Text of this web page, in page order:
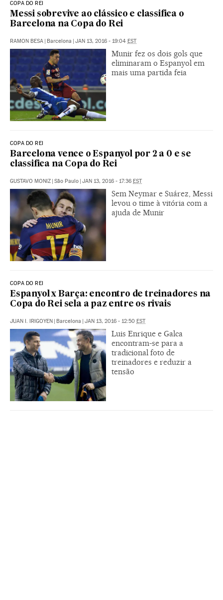
COPA DO REI
Messi sobrevive ao clássico e classifica o
Barcelona na Copa do Rei
RAMON BESA | Barcelona | JAN 13, 2016 - 19:04 EST
Munir fez os dois gols que
eliminaram o Espanyol em
mais uma partida feia
COPA DO REI
Barcelona vence o Espanyol por 2 a 0 e se
classifica na Copa do Rei
GUSTAVO MONIZ | São Paulo | JAN 13, 2016 - 17:36 EST
Sem Neymar e Suárez, Messi
levou o time à vitória com a
ajuda de Munir
COPA DO REI
Espanyol x Barça: encontro de treinadores na
Copa do Rei sela a paz entre os rivais
JUAN I. IRIGOYEN | Barcelona | JAN 13, 2016 - 12:50 EST
Luis Enrique e Galca
encontram-se para a
tradicional foto de
treinadores e reduzir a
tensão